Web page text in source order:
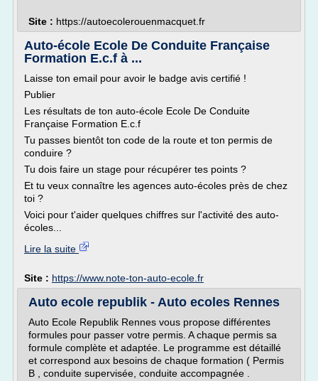
Site : https://autoecolerouenmacquet.fr
Auto-école Ecole De Conduite Française
Formation E.c.f à ...
Laisse ton email pour avoir le badge avis certifié !
Publier
Les résultats de ton auto-école Ecole De Conduite
Française Formation E.c.f
Tu passes bientôt ton code de la route et ton permis de
conduire ?
Tu dois faire un stage pour récupérer tes points ?
Et tu veux connaître les agences auto-écoles près de chez
toi ?
Voici pour t'aider quelques chiffres sur l'activité des auto-
écoles...
Lire la suite
Site : https://www.note-ton-auto-ecole.fr
Auto ecole republik - Auto ecoles Rennes
Auto Ecole Republik Rennes vous propose différentes
formules pour passer votre permis. A chaque permis sa
formule complète et adaptée. Le programme est détaillé
et correspond aux besoins de chaque formation ( Permis
B , conduite supervisée, conduite accompagnée .